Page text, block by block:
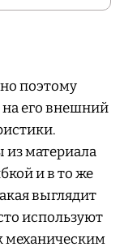
поэтому
на его внешний
материала
и в то же
выглядит
используют
механическим